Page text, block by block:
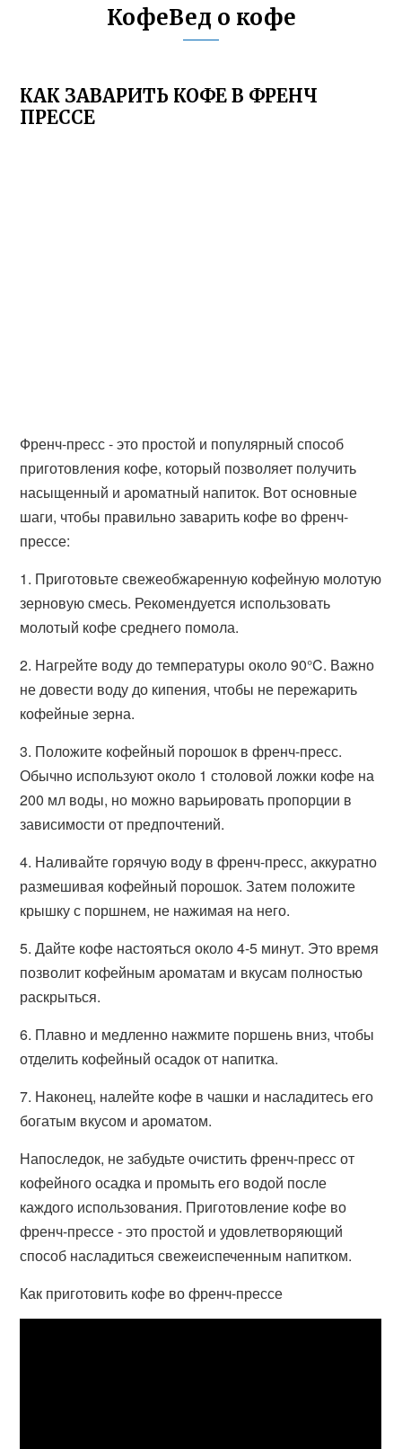
КофеВед о кофе
КАК ЗАВАРИТЬ КОФЕ В ФРЕНЧ
ПРЕССЕ
Френч-пресс - это простой и популярный способ
приготовления кофе, который позволяет получить
насыщенный и ароматный напиток. Вот основные
шаги, чтобы правильно заварить кофе во френч-
прессе:
1. Приготовьте свежеобжаренную кофейную молотую
зерновую смесь. Рекомендуется использовать
молотый кофе среднего помола.
2. Нагрейте воду до температуры около 90°C. Важно
не довести воду до кипения, чтобы не пережарить
кофейные зерна.
3. Положите кофейный порошок в френч-пресс.
Обычно используют около 1 столовой ложки кофе на
200 мл воды, но можно варьировать пропорции в
зависимости от предпочтений.
4. Наливайте горячую воду в френч-пресс, аккуратно
размешивая кофейный порошок. Затем положите
крышку с поршнем, не нажимая на него.
5. Дайте кофе настояться около 4-5 минут. Это время
позволит кофейным ароматам и вкусам полностью
раскрыться.
6. Плавно и медленно нажмите поршень вниз, чтобы
отделить кофейный осадок от напитка.
7. Наконец, налейте кофе в чашки и насладитесь его
богатым вкусом и ароматом.
Напоследок, не забудьте очистить френч-пресс от
кофейного осадка и промыть его водой после
каждого использования. Приготовление кофе во
френч-прессе - это простой и удовлетворяющий
способ насладиться свежеиспеченным напитком.
Как приготовить кофе во френч-прессе